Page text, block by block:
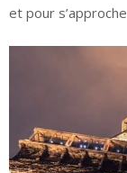
et pour